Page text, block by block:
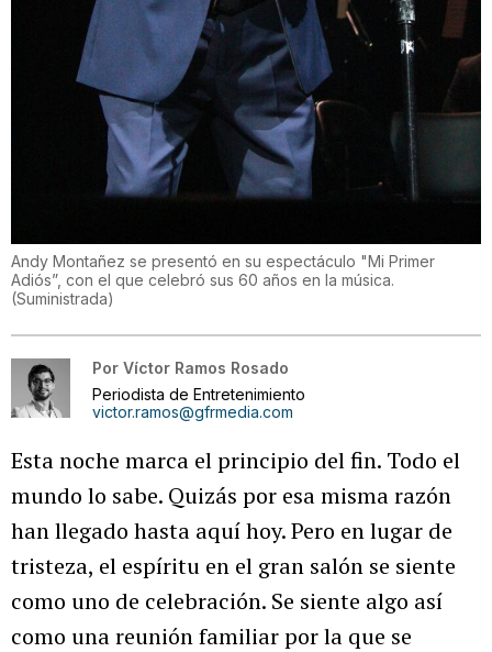
Andy Montañez se presentó en su espectáculo "Mi Primer
Adiós”, con el que celebró sus 60 años en la música.
(Suministrada)
Por Víctor Ramos Rosado
Periodista de Entretenimiento
victor.ramos@gfrmedia.com
Esta noche marca el principio del fin. Todo el
mundo lo sabe. Quizás por esa misma razón
han llegado hasta aquí hoy. Pero en lugar de
tristeza, el espíritu en el gran salón se siente
como uno de celebración. Se siente algo así
como una reunión familiar por la que se